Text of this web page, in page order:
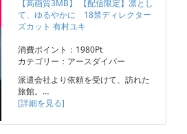
【高画質3MB】 【配信限定】凛とし
て、ゆるやかに 18禁ディレクター
ズカット 有村ユキ
消費ポイント：1980Pt
カテゴリー：アースダイバー
派遣会社より依頼を受けて、訪れた
旅館。…
[詳細を見る]